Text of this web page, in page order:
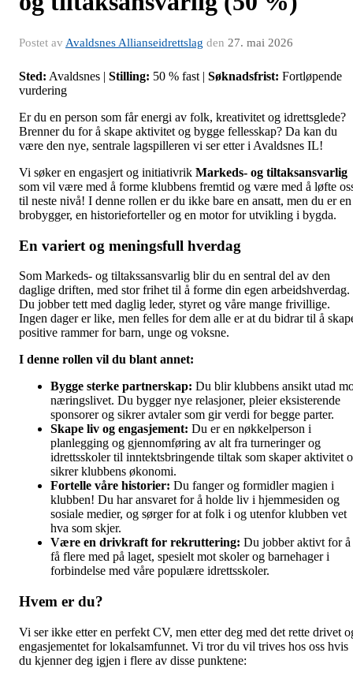
Postet av Avaldsnes Allianseidrettslag den 27. mai 2026
Sted: Avaldsnes | Stilling: 50 % fast | Søknadsfrist: Fortløpende
vurdering
Er du en person som får energi av folk, kreativitet og idrettsglede?
Brenner du for å skape aktivitet og bygge fellesskap? Da kan du
være den nye, sentrale lagspilleren vi ser etter i Avaldsnes IL!
Vi søker en engasjert og initiativrik Markeds- og tiltaksansvarlig
som vil være med å forme klubbens fremtid og være med å løfte
til neste nivå! I denne rollen er du ikke bare en ansatt, men du er en
brobygger, en historieforteller og en motor for utvikling i bygda.
En variert og meningsfull hverdag
Som Markeds- og tiltakssansvarlig blir du en sentral del av den
daglige driften, med stor frihet til å forme din egen arbeidshverdag.
Du jobber tett med daglig leder, styret og våre mange frivillige.
Ingen dager er like, men felles for dem alle er at du bidrar til å
positive rammer for barn, unge og voksne.
I denne rollen vil du blant annet:
Bygge sterke partnerskap: Du blir klubbens ansikt utad
næringslivet. Du bygger nye relasjoner, pleier eksisterende
sponsorer og sikrer avtaler som gir verdi for begge parter.
Skape liv og engasjement: Du er en nøkkelperson i
planlegging og gjennomføring av alt fra turneringer og
idrettsskoler til inntektsbringende tiltak som skaper aktivitet
sikrer klubbens økonomi.
Fortelle våre historier: Du fanger og formidler magien i
klubben! Du har ansvaret for å holde liv i hjemmesiden og
sosiale medier, og sørger for at folk i og utenfor klubben vet
hva som skjer.
Være en drivkraft for rekruttering: Du jobber aktivt for å
få flere med på laget, spesielt mot skoler og barnehager i
forbindelse med våre populære idrettsskoler.
Hvem er du?
Vi ser ikke etter en perfekt CV, men etter deg med det rette drivet
engasjementet for lokalsamfunnet. Vi tror du vil trives hos oss hvis
du kjenner deg igjen i flere av disse punktene: